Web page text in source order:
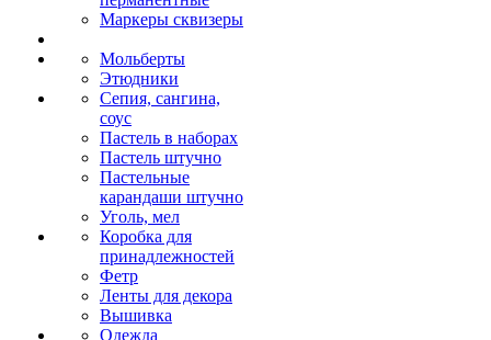
Маркеры сквизеры
Мольберты
Этюдники
Сепия, сангина,
соус
Пастель в наборах
Пастель штучно
Пастельные
карандаши штучно
Уголь, мел
Коробка для
принадлежностей
Фетр
Ленты для декора
Вышивка
Одежда